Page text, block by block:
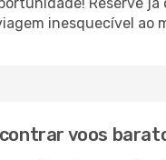
inesquecível ao
voos